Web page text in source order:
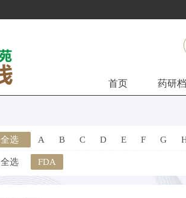
首页 药研
全选 A B C D E F G
全选 FDA